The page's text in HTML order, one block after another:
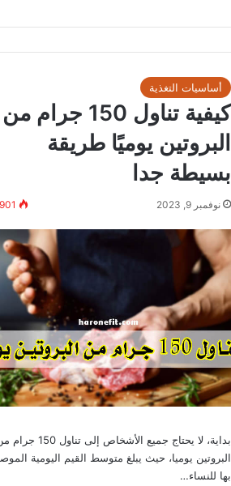
أساسيات التغذية
كيفية تناول 150 جرام من
البروتين يوميًا طريقة
بسيطة جدا
نوفمبر 9, 2023
بداية، لا يحتاج جميع الأشخاص إلى تناول 150
البروتين يوميا، حيث يبلغ متوسط ​​القيم اليومية
بها للنساء…